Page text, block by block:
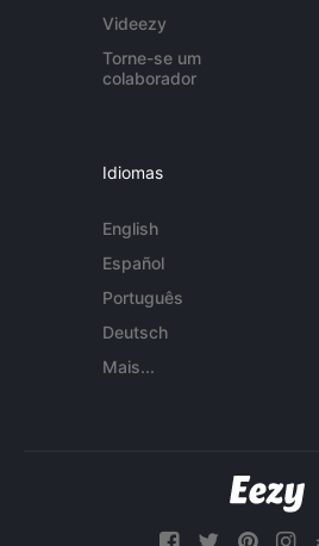
Videezy
Torne-se um
colaborador
Idiomas
English
Español
Português
Deutsch
Mais...